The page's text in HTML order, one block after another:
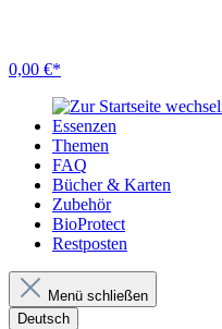
0,00 €*
Essenzen
Themen
FAQ
Bücher & Karten
Zubehör
BioProtect
Restposten
Menü schließen
Deutsch